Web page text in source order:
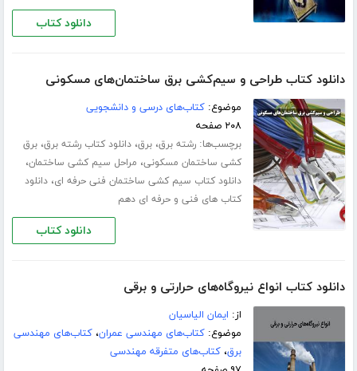
دانلود کتاب
دانلود کتاب طراحی و سیم‌کشی برق ساختمان‌های مسکونی
موضوع:کتاب‌های درسی و دانشجویی
۲۰۸ صفحه
برچسب‌ها:رشته برق،برق،دانلود کتاب رشته برق،برق
کشی ساختمان مسکونی، مراحل سیم کشی ساختمان،
دانلود کتاب سیم کشی ساختمان فنی حرفه ای،دانلود
کتاب های فنی و حرفه ای دهم
دانلود کتاب
دانلود کتاب انواع نیروگاه‌های حرارتی و برقی
از: ایمان الیاسیان
موضوع:کتاب‌های مهندسی عمران،کتاب‌های مهندسی
برق،کتاب‌های متفرقه مهندسی